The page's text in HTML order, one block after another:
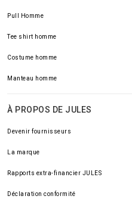
Pull Homme
Tee shirt homme
Costume homme
Manteau homme
À PROPOS DE JULES
Devenir fournisseurs
La marque
Rapports extra-financier JULES
Déclaration conformité